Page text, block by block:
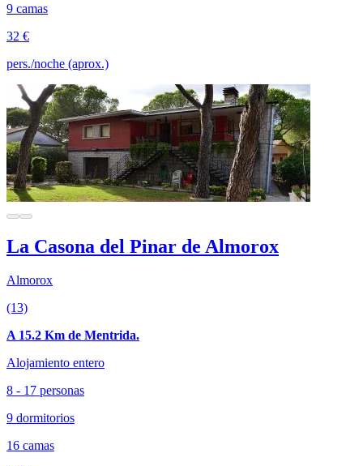
9 camas
32 €
pers./noche (aprox.)
La Casona del Pinar de Almorox
Almorox
(13)
A 15.2 Km de Mentrida.
Alojamiento entero
8 - 17 personas
9 dormitorios
16 camas